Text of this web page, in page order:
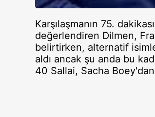
Karşılaşmanın 75.
değerlendiren Dilmen,
belirtirken, alternatif
aldı ancak şu anda bu
40 Sallai, Sacha